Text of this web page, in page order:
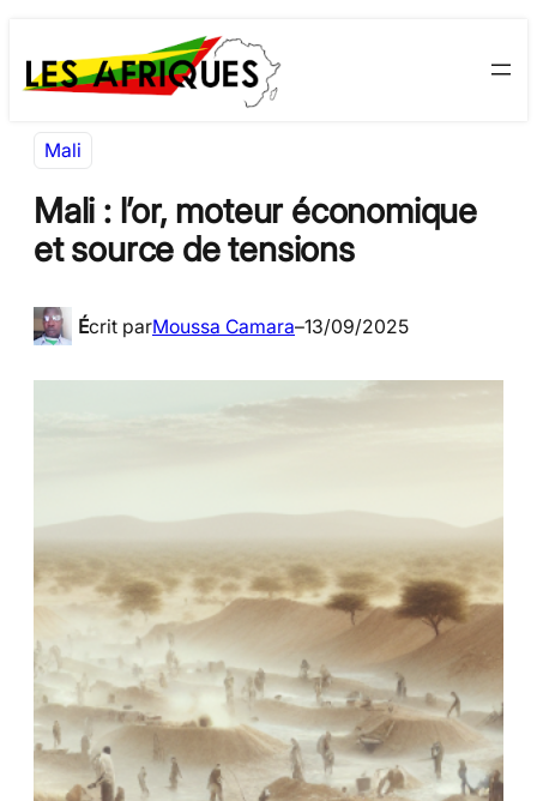
au
contenu
to
content
Mali
Mali : l’or, moteur économique
et source de tensions
Écrit parMoussa Camara–13/09/2025